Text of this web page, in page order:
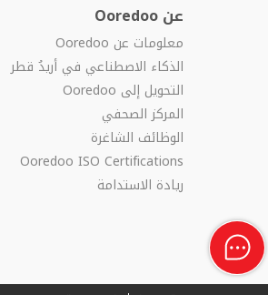
عن Ooredoo
معلومات عن Ooredoo
الذكاء الاصطناعي في أريدُ قطر
التحويل إلى Ooredoo
المركز الصحفي
الوظائف الشاغرة
Ooredoo ISO Certifications
ريادة الاستدامة